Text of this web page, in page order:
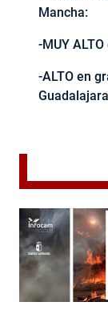
Mancha:
-MUY
-ALTO en